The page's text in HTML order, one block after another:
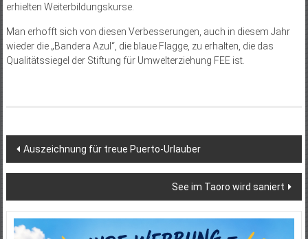
erhielten Weiterbildungskurse.
Man erhofft sich von diesen Verbesserungen, auch in diesem Jahr
wieder die „Bandera Azul“, die blaue Flagge, zu erhalten, die das
Qualitätssiegel der Stiftung für Umwelterziehung FEE ist.
Beitragsnavigation
Auszeichnung für treue Puerto-Urlauber
See im Taoro wird saniert